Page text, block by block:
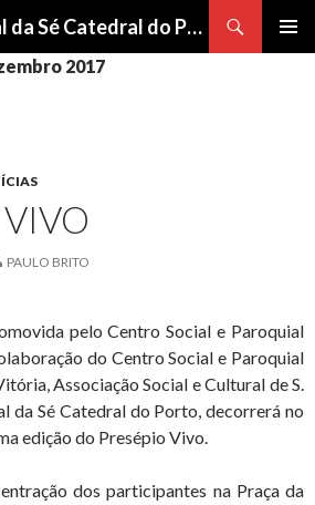
Centro Social da Sé Catedral do Porto
2017
VIVO
PAULO BRITO
pelo Centro Social e Paroquial
do Centro Social e Paroquial
Associação Social e Cultural de S.
da Sé Catedral do Porto, decorrerá no
edição do Presépio Vivo.
dos participantes na Praça da